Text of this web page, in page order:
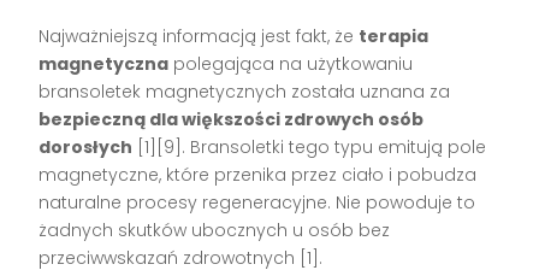
Najważniejszą informacją jest fakt, że terapia
magnetyczna polegająca na użytkowaniu
bransoletek magnetycznych została uznana za
bezpieczną dla większości zdrowych osób
dorosłych [1][9] . Bransoletki tego typu emitują pole
magnetyczne, które przenika przez ciało i pobudza
naturalne procesy regeneracyjne. Nie powoduje to
żadnych skutków ubocznych u osób bez
przeciwwskazań zdrowotnych [1] .